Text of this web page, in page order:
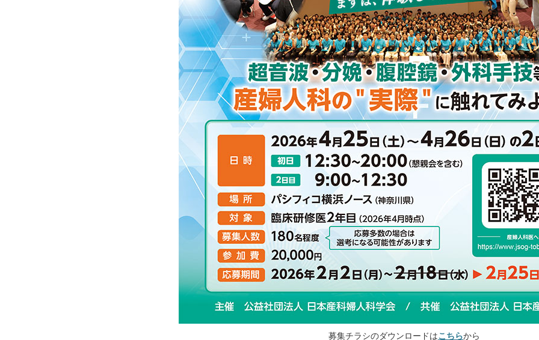
募集チラシのダウンロードはこちらから